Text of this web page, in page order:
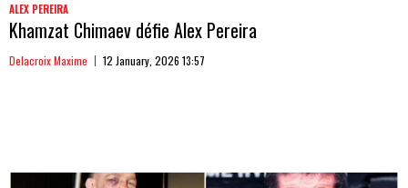
ALEX PEREIRA
Khamzat Chimaev défie Alex Pereira
Delacroix Maxime 12 January, 2026 13:57